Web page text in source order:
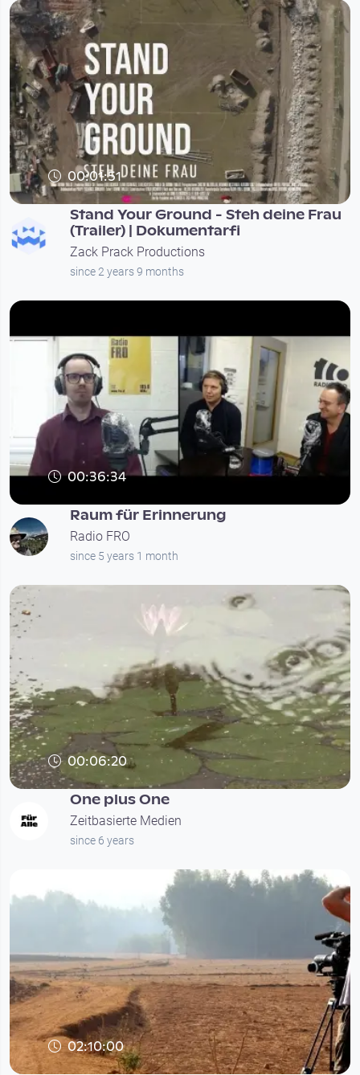
00:01:51
Stand Your Ground - Steh deine Frau
(Trailer) | Dokumentarfi
Zack Prack Productions
since 2 years 9 months
00:36:34
Raum für Erinnerung
Radio FRO
since 5 years 1 month
00:06:20
One plus One
Zeitbasierte Medien
since 6 years
02:10:00